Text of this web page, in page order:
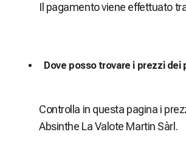
Il pagamento viene effettuato
Dove posso trovare i prezzi
Controlla in questa pagina i
Absinthe La Valote Martin Sàrl.